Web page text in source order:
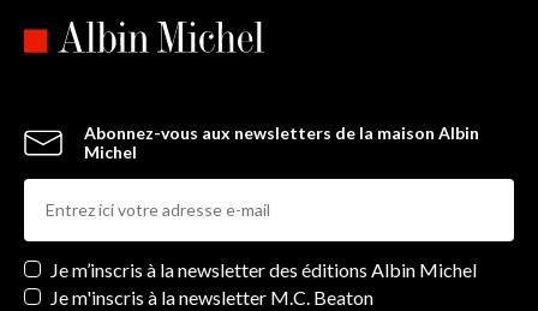
Abonnez-vous aux newsletters de la maison Albin
Michel
Newsletters
Je m’inscris à la newsletter des éditions Albin Michel
Je m'inscris à la newsletter M.C. Beaton